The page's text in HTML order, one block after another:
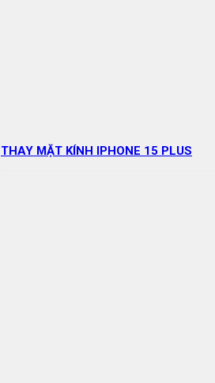
THAY MẶT KÍNH IPHONE 15 PLUS